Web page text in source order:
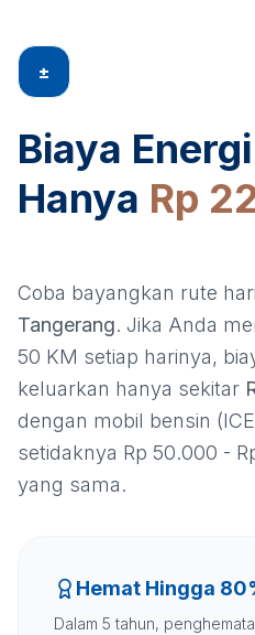
±
Biaya Energi
Hanya Rp
Coba bayangkan rute
Tangerang. Jika Anda
50 KM setiap harinya,
keluarkan hanya sekitar
dengan mobil bensin
setidaknya Rp 50.000 -
yang sama.
Hemat Hingga
Dalam 5 tahun,